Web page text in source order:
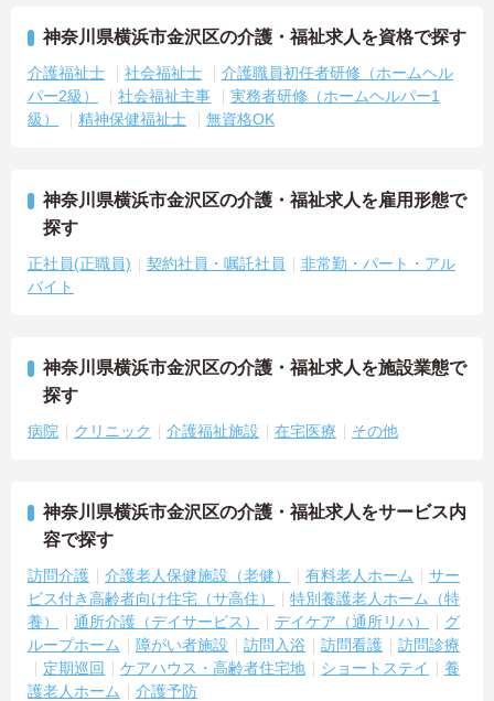
神奈川県横浜市金沢区の介護・福祉求人を資格で探す
介護福祉士 社会福祉士
介護職員初任者研修（ホームヘル
パー2級）
社会福祉主事
実務者研修（ホームヘルパー1
級）
精神保健福祉士 無資格OK
神奈川県横浜市金沢区の介護・福祉求人を雇用形態で
探す
正社員(正職員) 契約社員・嘱託社員
非常勤・パート・アル
バイト
神奈川県横浜市金沢区の介護・福祉求人を施設業態で
探す
病院 クリニック 介護福祉施設 在宅医療 その他
神奈川県横浜市金沢区の介護・福祉求人をサービス内
容で探す
訪問介護 介護老人保健施設（老健） 有料老人ホーム
サー
ビス付き高齢者向け住宅（サ高住）
特別養護老人ホーム（特
養）
通所介護（デイサービス） デイケア（通所リハ）
グ
ループホーム
障がい者施設 訪問入浴 訪問看護
訪問診療
定期巡回
ケアハウス・高齢者住宅地 ショートステイ
養
護老人ホーム
介護予防